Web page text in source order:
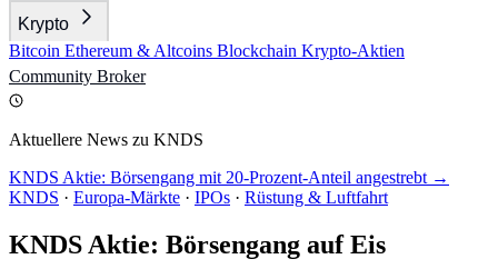
Krypto
Bitcoin Ethereum & Altcoins Blockchain Krypto-Aktien
Community Broker
Aktuellere News zu KNDS
KNDS Aktie: Börsengang mit 20-Prozent-Anteil angestrebt →
KNDS · Europa-Märkte · IPOs · Rüstung & Luftfahrt
KNDS Aktie: Börsengang auf Eis